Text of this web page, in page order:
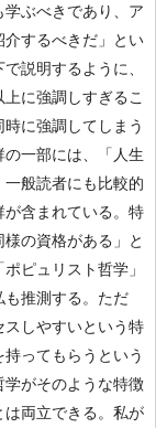
ぶべきであり、ア
するべきだ」とい
説明するように、
に強調しすぎるこ
に強調してしまう
一部には、「人生
般読者にも比較的
含まれている。特
の資格がある」と
ピュリスト哲学」
も推測する。ただ
スしやすいという特
ってもらうという
学がそのような特徴
両立できる。私が